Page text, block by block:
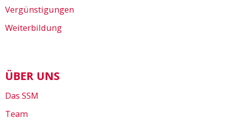
Vergünstigungen
Weiterbildung
ÜBER UNS
Das SSM
Team